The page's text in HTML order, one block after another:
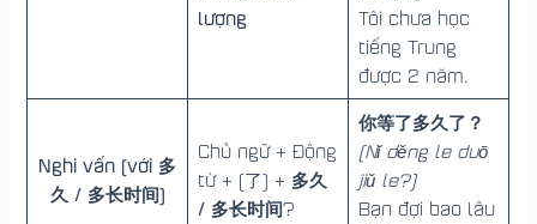
lượng
Tôi chưa học
tiếng Trung
được 2 năm.
Nghi vấn (với 多
久 / 多长时间)
Chủ ngữ + Động
từ + (了) + 多久
/ 多长时间?
你等了多久了？
(Nǐ děng le duō
jiǔ le?)
Bạn đợi bao lâu